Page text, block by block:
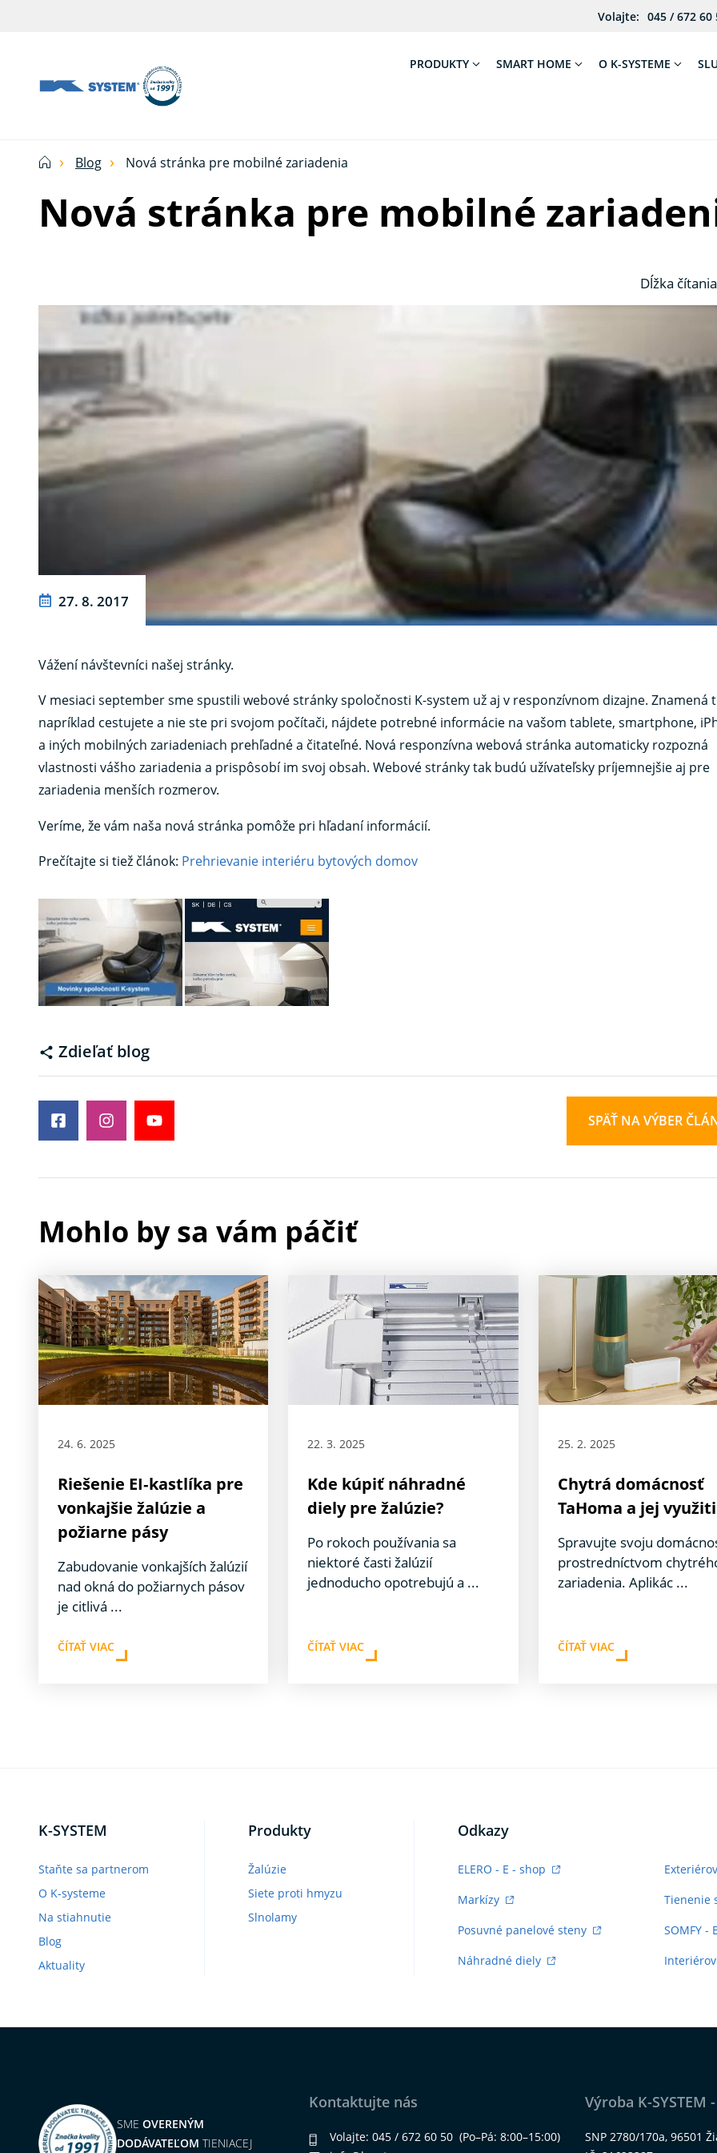
Volajte: 045 / 672 60
technika
domácnosť
Ksystem
PRODUKTY SMART HOME O K-SYSTEME
Blog Nová stránka pre mobilné zariadenia
Nová stránka pre mobilné
Dĺžka
27. 8. 2017
Vážení návštevníci našej stránky.
V mesiaci september sme spustili webové stránky spoločnosti K-system už aj v responzívnom dizajne. Znamená
napríklad cestujete a nie ste pri svojom počítači, nájdete potrebné informácie na vašom tablete, smartphone,
a iných mobilných zariadeniach prehľadné a čitateľné. Nová responzívna webová stránka automaticky rozpozná
vlastnosti vášho zariadenia a prispôsobí im svoj obsah. Webové stránky tak budú užívateľsky príjemnejšie aj pre
zariadenia menších rozmerov.
Veríme, že vám naša nová stránka pomôže pri hľadaní informácií.
Prečítajte si tiež článok: Prehrievanie interiéru bytových domov
Zdieľať blog
SPÄŤ NA VÝBER
Mohlo by sa vám páčiť
24. 6. 2025
Riešenie EI‑kastlíka pre
vonkajšie žalúzie a
požiarne pásy
Zabudovanie vonkajších žalúzií
nad okná do požiarnych pásov
je citlivá ...
ČÍTAŤ VIAC
22. 3. 2025
Kde kúpiť náhradné
diely pre žalúzie?
Po rokoch používania sa
niektoré časti žalúzií
jednoducho opotrebujú a ...
ČÍTAŤ VIAC
25. 2. 2025
Chytrá domácnosť
TaHoma a jej
Spravujte svoju
prostredníctvom
zariadenia. Aplikác ...
ČÍTAŤ VIAC
K-SYSTEM
Staňte sa partnerom
O K-systeme
Na stiahnutie
Blog
Aktuality
Produkty
Žalúzie
Siete proti hmyzu
Slnolamy
Odkazy
ELERO - E - shop
Markízy
Tienenie
Posuvné panelové steny
SOMFY -
Náhradné diely
SME OVERENÝM
DODÁVATEĽOM TIENIACEJ
Kontaktujte nás
Volajte: 045 / 672 60 50 (Po–Pá: 8:00–15:00)
Výroba K-SYSTEM
SNP 2780/170a, 96501